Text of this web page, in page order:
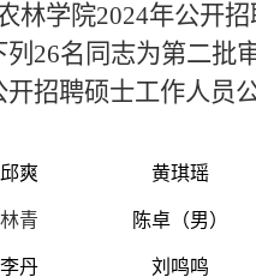
林学院2024年公开
列26名同志为第二批
开招聘硕士工作人员
邱爽 黄琪瑶
林青 陈卓（男）
李丹 刘鸣鸣